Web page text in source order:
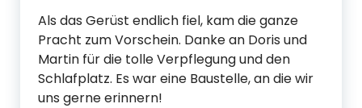
Als das Gerüst endlich fiel, kam die ganze
Pracht zum Vorschein. Danke an Doris und
Martin für die tolle Verpflegung und den
Schlafplatz. Es war eine Baustelle, an die wir
uns gerne erinnern!